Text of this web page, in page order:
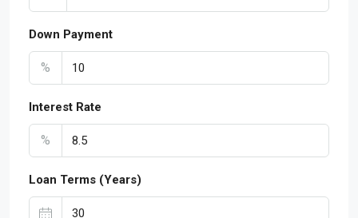
Down Payment
%
Interest Rate
%
Loan Terms (Years)